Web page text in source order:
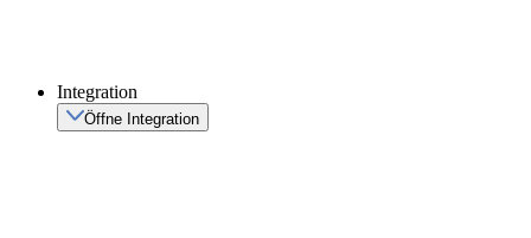
Integration
Öffne Integration